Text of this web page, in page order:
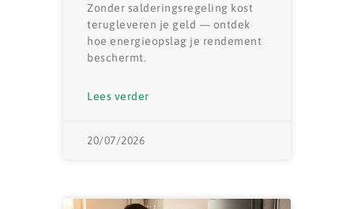
Zonder salderingsregeling kost
terugleveren je geld — ontdek
hoe energieopslag je rendement
beschermt.
Lees verder
20/07/2026